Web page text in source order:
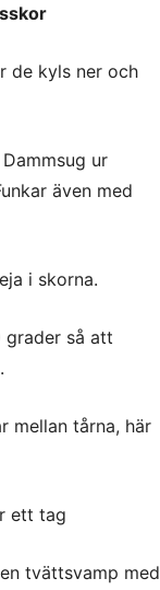
de kyls ner och
ur
även med
i skorna.
så att
mellan tårna, här
ett tag
tvättsvamp med